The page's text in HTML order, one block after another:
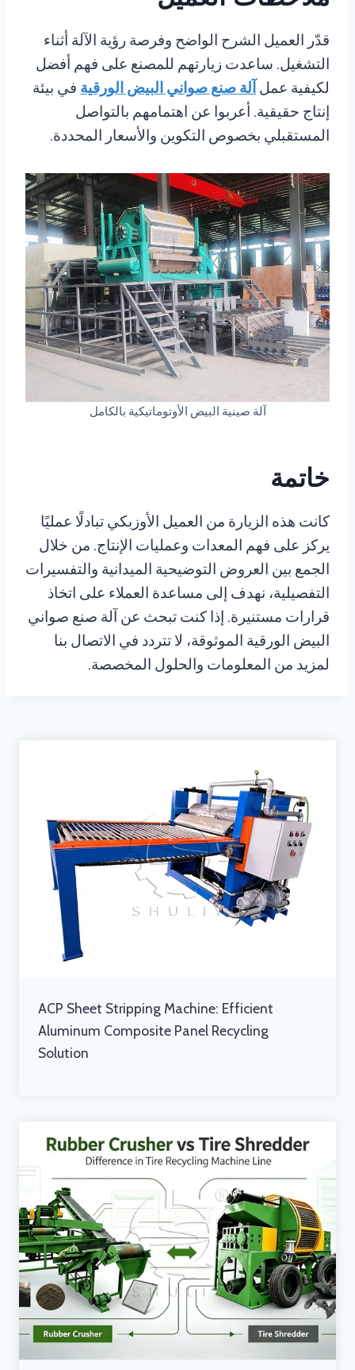
قدّر العميل الشرح الواضح وفرصة رؤية الآلة أثناء
التشغيل. ساعدت زيارتهم للمصنع على فهم أفضل
لكيفية عمل آلة صنع صواني البيض الورقية في بيئة
إنتاج حقيقية. أعربوا عن اهتمامهم بالتواصل
المستقبلي بخصوص التكوين والأسعار المحددة.
آلة صينية البيض الأوتوماتيكية بالكامل
خاتمة
كانت هذه الزيارة من العميل الأوزبكي تبادلًا عمليًا
يركز على فهم المعدات وعمليات الإنتاج. من خلال
الجمع بين العروض التوضيحية الميدانية والتفسيرات
التفصيلية، نهدف إلى مساعدة العملاء على اتخاذ
قرارات مستنيرة. إذا كنت تبحث عن آلة صنع صواني
البيض الورقية الموثوقة، لا تتردد في الاتصال بنا
لمزيد من المعلومات والحلول المخصصة.
ACP Sheet Stripping Machine: Efficient
Aluminum Composite Panel Recycling
Solution